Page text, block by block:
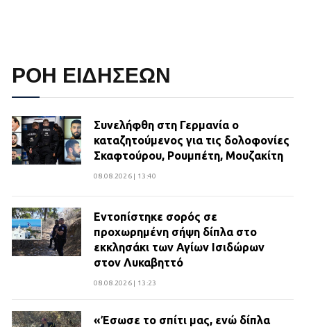
ΡΟΗ ΕΙΔΗΣΕΩΝ
Συνελήφθη στη Γερμανία ο
καταζητούμενος για τις δολοφονίες
Σκαφτούρου, Ρουμπέτη, Μουζακίτη
08.08.2026 | 13:40
Εντοπίστηκε σορός σε
προχωρημένη σήψη δίπλα στο
εκκλησάκι των Αγίων Ισιδώρων
στον Λυκαβηττό
08.08.2026 | 13:23
«Έσωσε το σπίτι μας, ενώ δίπλα